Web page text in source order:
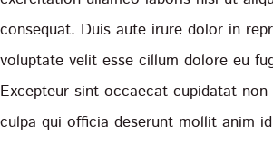
consequat. Duis aute irure dolor in
voluptate velit esse cillum dolore eu
Excepteur sint occaecat cupidatat
culpa qui officia deserunt mollit anim